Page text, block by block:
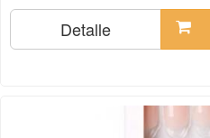
Detalle